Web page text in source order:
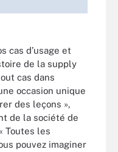
cas d’usage et
de la supply
cas dans
occasion unique
des leçons »,
de la société de
Toutes les
pouvez imaginer